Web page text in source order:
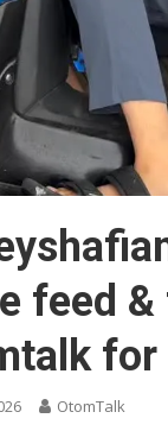
feed
for
OtomTalk